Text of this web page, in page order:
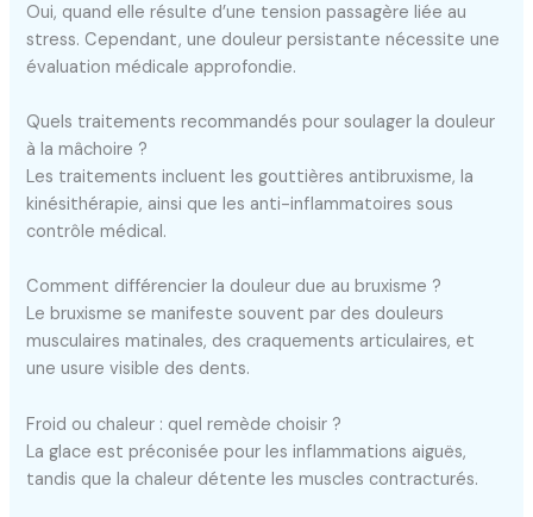
Oui, quand elle résulte d’une tension passagère liée au
stress. Cependant, une douleur persistante nécessite une
évaluation médicale approfondie.
Quels traitements recommandés pour soulager la douleur
à la mâchoire ?
Les traitements incluent les gouttières antibruxisme, la
kinésithérapie, ainsi que les anti-inflammatoires sous
contrôle médical.
Comment différencier la douleur due au bruxisme ?
Le bruxisme se manifeste souvent par des douleurs
musculaires matinales, des craquements articulaires, et
une usure visible des dents.
Froid ou chaleur : quel remède choisir ?
La glace est préconisée pour les inflammations aiguës,
tandis que la chaleur détente les muscles contracturés.